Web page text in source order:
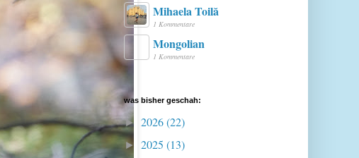
Mihaela Toilă
1 Kommentare
Mongolian
1 Kommentare
was bisher geschah:
► 2026(22)
► 2025 (13)